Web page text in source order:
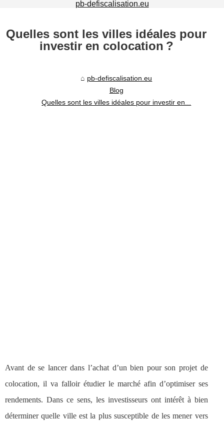
Quelles sont les villes idéales pour
investir en colocation ?
pb-defiscalisation.eu
Blog
Quelles sont les villes idéales pour investir en...
Avant de se lancer dans l’achat d’un bien pour son projet de
colocation, il va falloir étudier le marché afin d’optimiser ses
rendements. Dans ce sens, les investisseurs ont intérêt à bien
déterminer quelle ville est la plus susceptible de les mener vers
pb-defiscalisation.eu